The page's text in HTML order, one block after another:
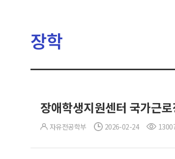
장학
장애학생지원센터 국가근
자유전공학부 2026-02-24